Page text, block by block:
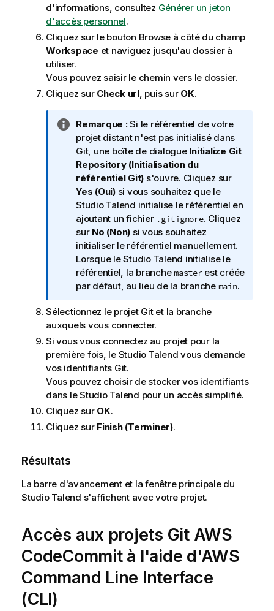
d'informations, consultez Générer un jeton
d'accès personnel.
Cliquez sur le bouton Browse à côté du champ
Workspace et naviguez jusqu'au dossier à
utiliser.
Vous pouvez saisir le chemin vers le dossier.
Cliquez sur Check url, puis sur OK.
N
o
t
e
I
n
f
o
r
m
a
t
i
n
s
Remarque :Si le référentiel de votre
projet distant n'est pas initialisé dans
Git, une boîte de dialogue Initialize Git
Repository (Initialisation du
référentiel Git) s'ouvre. Cliquez sur
Yes (Oui)si vous souhaitez que le
Studio Talend initialise le référentiel en
ajoutant un fichier .gitignore. Cliquez
sur No (Non) si vous souhaitez
initialiser le référentiel manuellement.
Lorsque leStudio Talend initialise le
référentiel, la branchemasterest créée
par défaut, au lieu de la branche main.
Sélectionnez le projet Git et la branche
auxquels vous connecter.
Si vous vous connectez au projet pour la
première fois, le Studio Talend vous demande
vos identifiants Git.
Vous pouvez choisir de stocker vos identifiants
dans leStudio Talend pour un accès simplifié.
Cliquez sur OK.
Cliquez sur Finish (Terminer).
Résultats
La barre d'avancement et la fenêtre principale du
Studio Talend s'affichent avec votre projet.
Accès aux projets Git AWS
CodeCommit à l'aide d'AWS
Command Line Interface
(CLI)